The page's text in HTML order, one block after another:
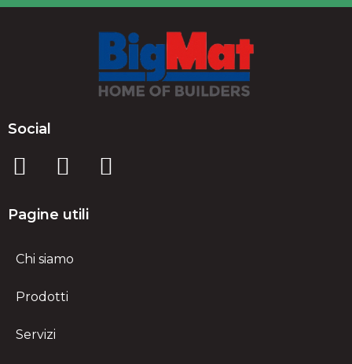
Social
Pagine utili
Chi siamo
Prodotti
Servizi